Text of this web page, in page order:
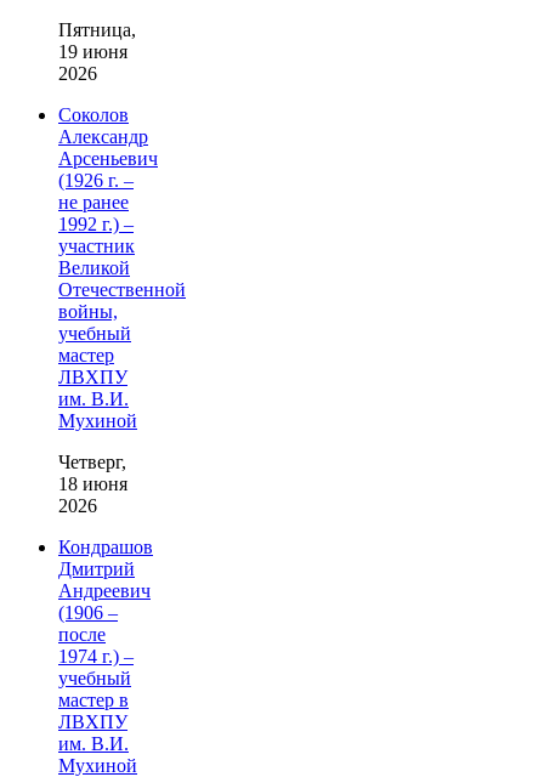
Пятница,
19 июня
2026
Соколов
Александр
Арсеньевич
(1926 г. –
не ранее
1992 г.) –
участник
Великой
Отечественной
войны,
учебный
мастер
ЛВХПУ
им. В.И.
Мухиной
Четверг,
18 июня
2026
Кондрашов
Дмитрий
Андреевич
(1906 –
после
1974 г.) –
учебный
мастер в
ЛВХПУ
им. В.И.
Мухиной